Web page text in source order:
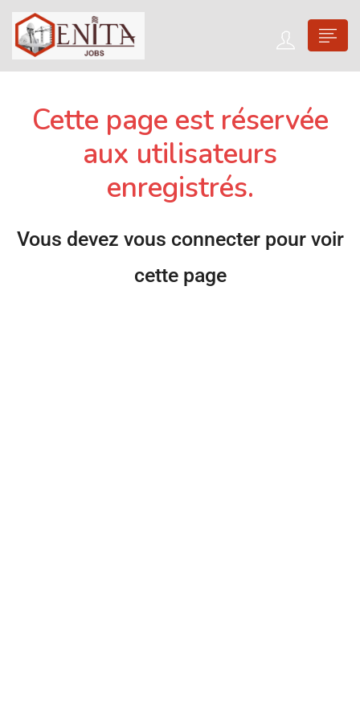
Cette page est réservée
aux utilisateurs
enregistrés.
Vous devez vous connecter pour voir
cette page